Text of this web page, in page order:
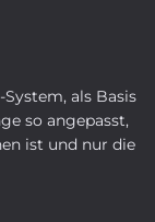
als Basis
so angepasst,
ist und nur die